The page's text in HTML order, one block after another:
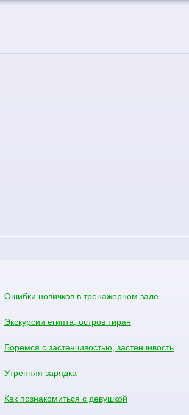
Ошибки новичков в тренажерном зале
Экскурсии египта, остров тиран
Боремся с застенчивостью, застенчивость
Утренняя зарядка
Как познакомиться с девушкой